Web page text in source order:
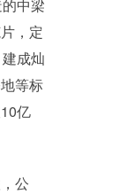
中梁
，定
成灿
等标
亿
公